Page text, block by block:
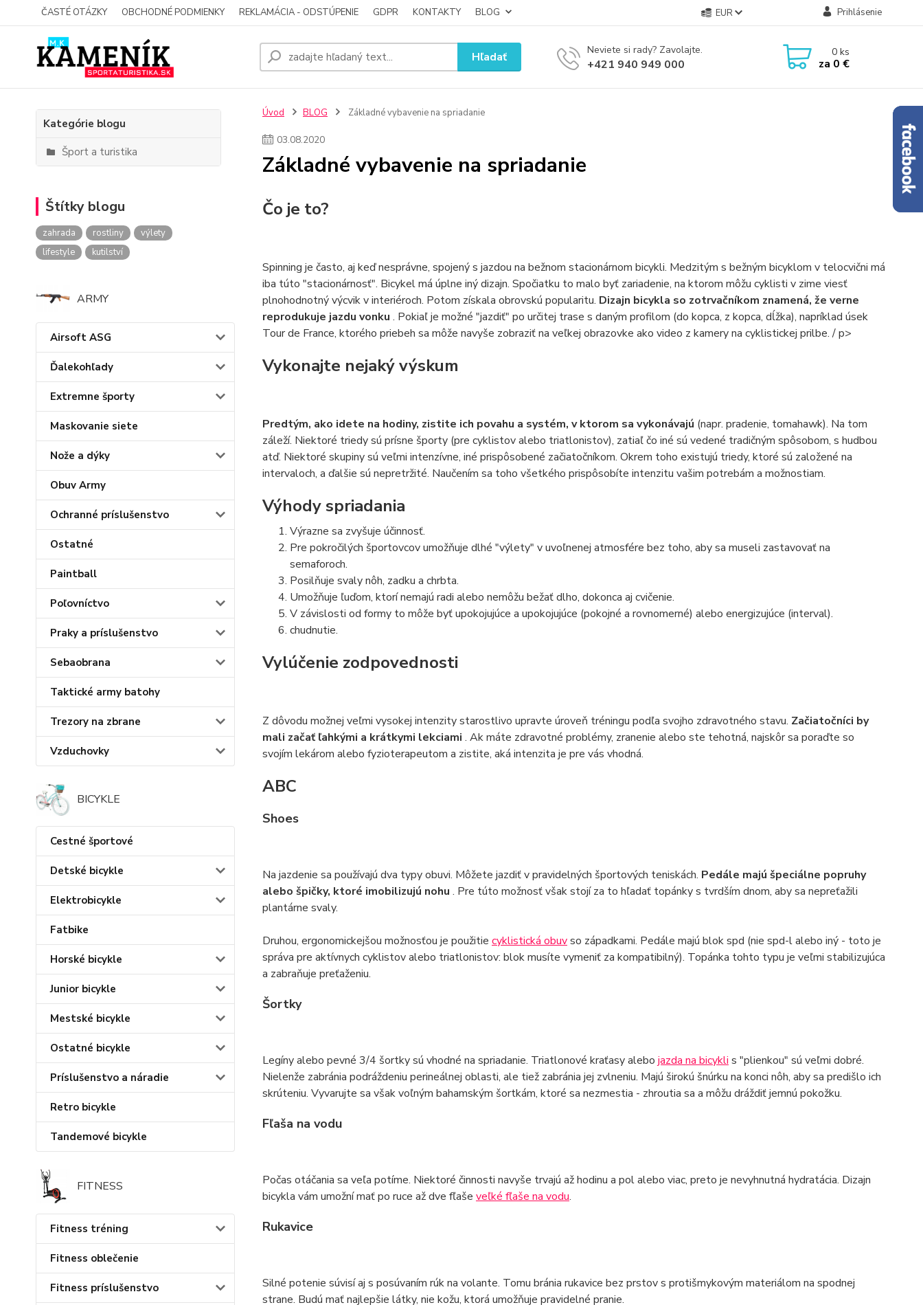
ČASTÉ OTÁZKY OBCHODNÉ PODMIENKY REKLAMÁCIA - ODSTÚPENIE GDPR KONTAKTY BLOG EUR Prihlásenie
Hľadať Neviete si rady? Zavolajte.
+421 940 949 000
0ks
za 0 €
Kategórie blogu
Šport a turistika
Štítky blogu
zahrada rostliny
výlety
lifestyle
kutilství
ARMY
Airsoft ASG
Ďalekohľady
Extremne športy
Maskovanie siete
Nože a dýky
Obuv Army
Ochranné príslušenstvo
Ostatné
Paintball
Poľovníctvo
Praky a príslušenstvo
Sebaobrana
Taktické army batohy
Trezory na zbrane
Vzduchovky
BICYKLE
Cestné športové
Detské bicykle
Elektrobicykle
Fatbike
Horské bicykle
Junior bicykle
Mestské bicykle
Ostatné bicykle
Príslušenstvo a náradie
Retro bicykle
Tandemové bicykle
FITNESS
Fitness tréning
Fitness oblečenie
Fitness príslušenstvo
Úvod BLOG Základné vybavenie na spriadanie
03.08.2020
Základné vybavenie na spriadanie
Čo je to?
Spinning je často, aj keď nesprávne, spojený s jazdou na bežnom stacionárnom bicykli. Medzitým s bežným bicyklom v telocvični má
iba túto "stacionárnosť". Bicykel má úplne iný dizajn. Spočiatku to malo byť zariadenie, na ktorom môžu cyklisti v zime viesť
plnohodnotný výcvik v interiéroch. Potom získala obrovskú popularitu. Dizajn bicykla so zotrvačníkom znamená, že verne
reprodukuje jazdu vonku . Pokiaľ je možné "jazdiť" po určitej trase s daným profilom (do kopca, z kopca, dĺžka), napríklad úsek
Tour de France, ktorého priebeh sa môže navyše zobraziť na veľkej obrazovke ako video z kamery na cyklistickej prilbe. / p>
Vykonajte nejaký výskum
Predtým, ako idete na hodiny, zistite ich povahu a systém, v ktorom sa vykonávajú (napr. pradenie, tomahawk). Na tom
záleží. Niektoré triedy sú prísne športy (pre cyklistov alebo triatlonistov), zatiaľ čo iné sú vedené tradičným spôsobom, s hudbou
atď. Niektoré skupiny sú veľmi intenzívne, iné prispôsobené začiatočníkom. Okrem toho existujú triedy, ktoré sú založené na
intervaloch, a ďalšie sú nepretržité. Naučením sa toho všetkého prispôsobíte intenzitu vašim potrebám a možnostiam.
Výhody spriadania
Výrazne sa zvyšuje účinnosť.
Pre pokročilých športovcov umožňuje dlhé "výlety" v uvoľnenej atmosfére bez toho, aby sa museli zastavovať na
semaforoch.
Posilňuje svaly nôh, zadku a chrbta.
Umožňuje ľuďom, ktorí nemajú radi alebo nemôžu bežať dlho, dokonca aj cvičenie.
V závislosti od formy to môže byť upokojujúce a upokojujúce (pokojné a rovnomerné) alebo energizujúce (interval).
chudnutie.
Vylúčenie zodpovednosti
Z dôvodu možnej veľmi vysokej intenzity starostlivo upravte úroveň tréningu podľa svojho zdravotného stavu. Začiatočníci by
mali začať ľahkými a krátkymi lekciami . Ak máte zdravotné problémy, zranenie alebo ste tehotná, najskôr sa poraďte so
svojím lekárom alebo fyzioterapeutom a zistite, aká intenzita je pre vás vhodná.
ABC
Shoes
Na jazdenie sa používajú dva typy obuvi. Môžete jazdiť v pravidelných športových teniskách. Pedále majú špeciálne popruhy
alebo špičky, ktoré imobilizujú nohu . Pre túto možnosť však stojí za to hľadať topánky s tvrdším dnom, aby sa nepreťažili
plantárne svaly.
Druhou, ergonomickejšou možnosťou je použitie cyklistická obuvso západkami. Pedále majú blok spd (nie spd-l alebo iný - toto je
správa pre aktívnych cyklistov alebo triatlonistov: blok musíte vymeniť za kompatibilný). Topánka tohto typu je veľmi stabilizujúca
a zabraňuje preťaženiu.
Šortky
Legíny alebo pevné 3/4 šortky sú vhodné na spriadanie. Triatlonové kraťasy alebo jazda na bicykli s "plienkou" sú veľmi dobré.
Nielenže zabránia podráždeniu perineálnej oblasti, ale tiež zabránia jej zvlneniu. Majú širokú šnúrku na konci nôh, aby sa predišlo ich
skrúteniu. Vyvarujte sa však voľným bahamským šortkám, ktoré sa nezmestia - zhroutia sa a môžu dráždiť jemnú pokožku.
Fľaša na vodu
Počas otáčania sa veľa potíme. Niektoré činnosti navyše trvajú až hodinu a pol alebo viac, preto je nevyhnutná hydratácia. Dizajn
bicykla vám umožní mať po ruce až dve fľaše veľké fľaše na vodu.
Rukavice
Silné potenie súvisí aj s posúvaním rúk na volante. Tomu bránia rukavice bez prstov s protišmykovým materiálom na spodnej
strane. Budú mať najlepšie látky, nie kožu, ktorá umožňuje pravidelné pranie.